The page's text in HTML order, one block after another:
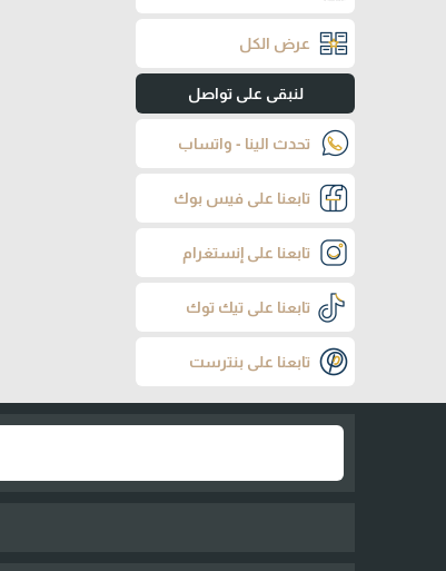
عرض الكل
لنبقى على تواصل
تحدث الينا - واتساب
تابعنا على فيس بوك
تابعنا على إنستغرام
تابعنا على تيك توك
تابعنا على بنترست